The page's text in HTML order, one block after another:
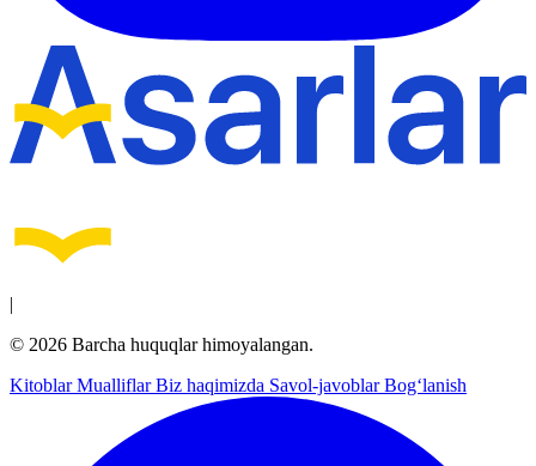
|
© 2026 Barcha huquqlar himoyalangan.
KitoblarMualliflarBiz haqimizda Savol-javoblarBog‘lanish